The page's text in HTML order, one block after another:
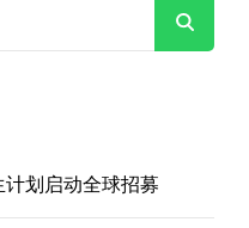
划启动全球招募